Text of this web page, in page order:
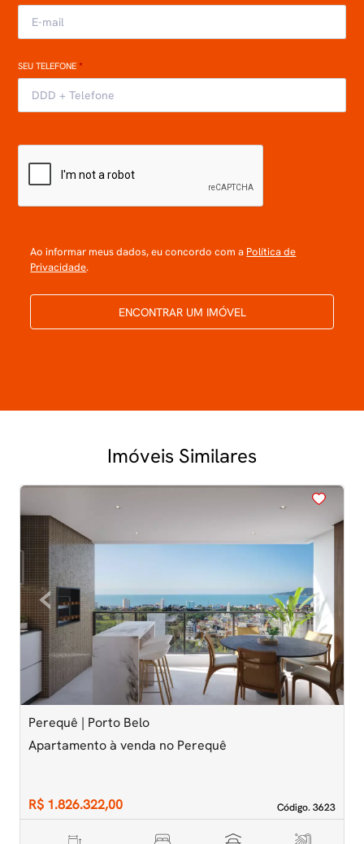
SEU TELEFONE*
Ao informar meus dados, eu concordo com a Política de
Privacidade.
ENCONTRAR UM IMÓVEL
Imóveis Similares
<
‹Previous ›Next
Perequê | Porto Belo
Código. 3623
Código. 3623
Apartamento à venda no Perequê
R$ 1.826.322,00